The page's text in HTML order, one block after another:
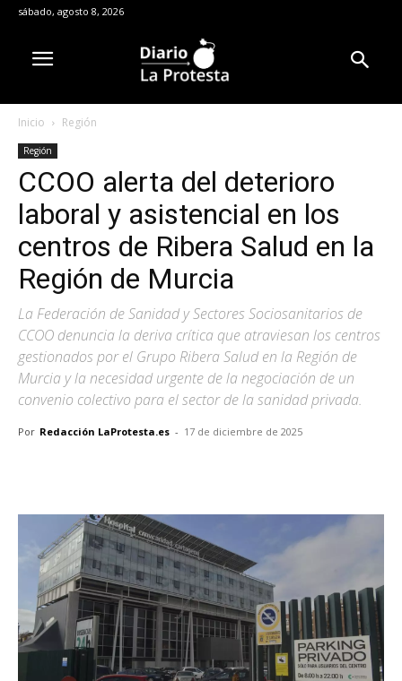
sábado, agosto 8, 2026
Inicio Región
Región
CCOO alerta del deterioro
laboral y asistencial en los
centros de Ribera Salud en la
Región de Murcia
La Federación de Sanidad y Sectores Sociosanitarios de
CCOO denuncia la deriva crítica que atraviesan los centros
gestionados por el Grupo Ribera Salud en la Región de
Murcia y la necesidad urgente de la negociación de un
convenio colectivo para el sector de la sanidad privada.
Por Redacción LaProtesta.es - 17 de diciembre de 2025